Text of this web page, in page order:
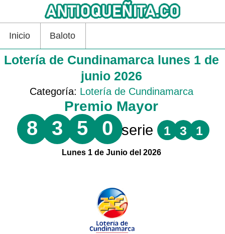
Inicio Baloto
Lotería de Cundinamarca lunes 1 de
junio 2026
Categoría: Lotería de Cundinamarca
Premio Mayor
8 3 5 0 serie 1 3 1
Lunes 1 de Junio del 2026